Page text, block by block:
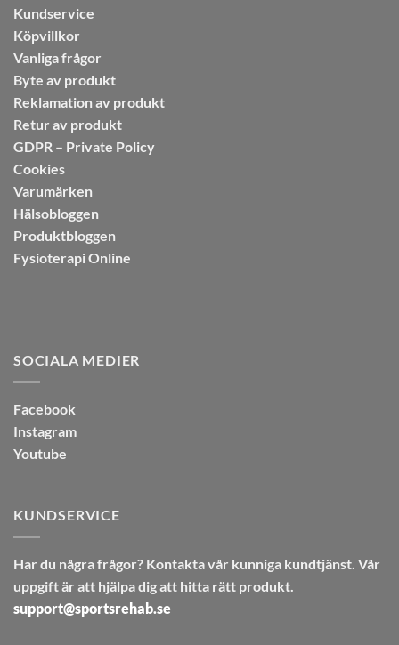
Kundservice
Köpvillkor
Vanliga frågor
Byte av produkt
Reklamation av produkt
Retur av produkt
GDPR – Private Policy
Cookies
Varumärken
Hälsobloggen
Produktbloggen
Fysioterapi Online
SOCIALA MEDIER
Facebook
Instagram
Youtube
KUNDSERVICE
Har du några frågor? Kontakta vår kunniga kundtjänst. Vår
uppgift är att hjälpa dig att hitta rätt produkt.
support@sportsrehab.se